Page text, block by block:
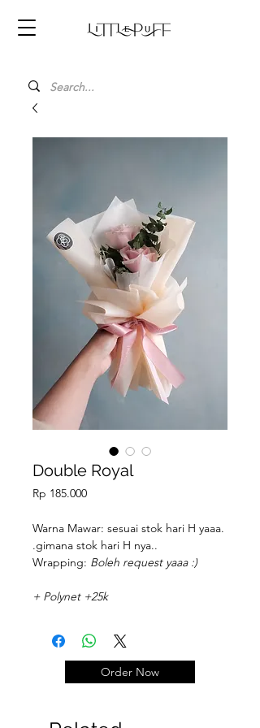
Double Royal
Rp 185.000Price
Warna Mawar: sesuai stok hari H yaaa.
.gimana stok hari H nya..
Wrapping: Boleh request yaaa :)
+ Polynet +25k
Order Now